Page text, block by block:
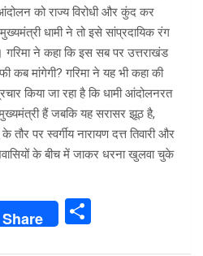
को राज्य विरोधी और कुंद कर
धामी ने तो इसे सांप्रदायिक रंग
ने कहा कि इस सब पर उत्तराखंड
कब मांगेगी? गरिमा ने यह भी कहा की
किया जा रहा है कि धामी आंदोलनरत
हैं जबकि यह सरासर झूठ है,
पर स्वर्गीय नारायण दत्त तिवारी और
के बीच में जाकर धरना खुलवा चुके
Share